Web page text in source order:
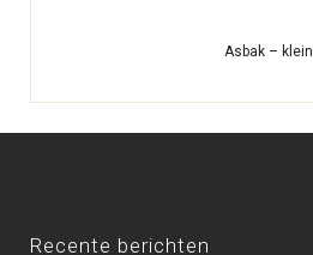
Asbak – klein
Recente berichten